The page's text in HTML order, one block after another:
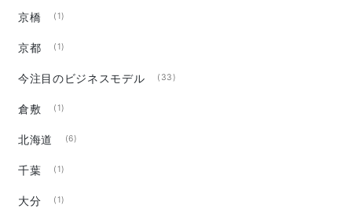
京橋 (1)
京都 (1)
今注目のビジネスモデル (33)
倉敷 (1)
北海道 (6)
千葉 (1)
大分 (1)